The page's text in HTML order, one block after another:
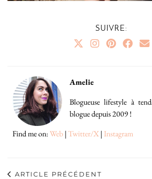
SUIVRE:
Amelie
Blogueuse lifestyle à
blogue depuis 2009 !
Find me on:Web|Twitter/X| Instagram
ARTICLE PRÉCÉDENT